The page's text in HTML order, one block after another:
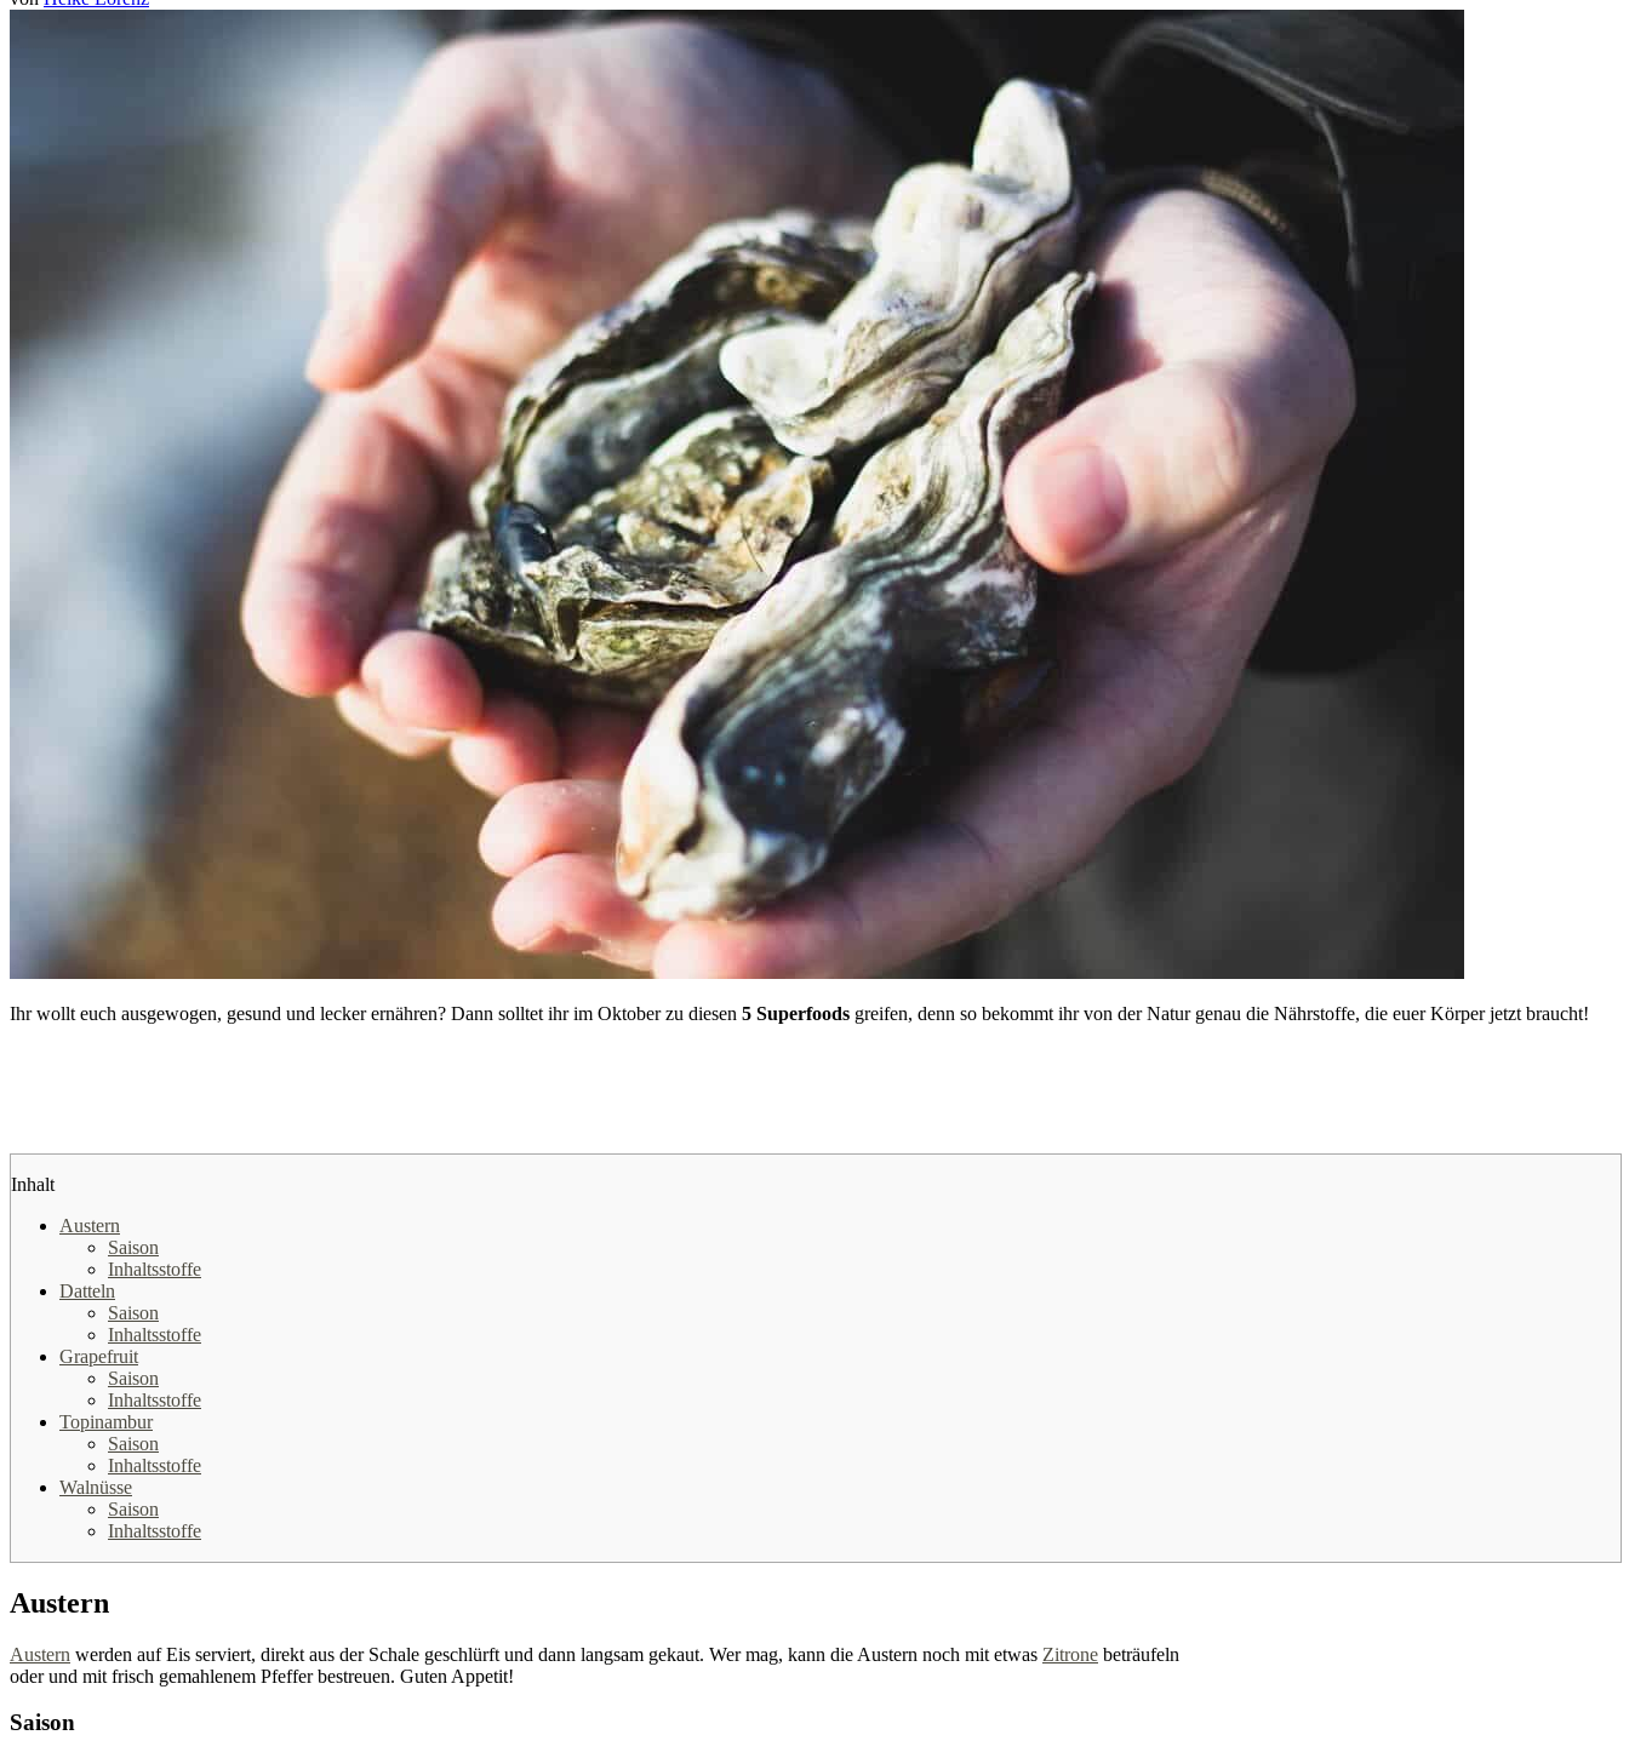
Ihr wollt euch ausgewogen, gesund und lecker ernähren? Dann solltet ihr im Oktober zu diesen 5 Superfoods greifen, denn so bekommt ihr von der Natur genau die Nährstoffe, die euer Körper jetzt braucht!
Inhalt
Austern
Saison
Inhaltsstoffe
Datteln
Saison
Inhaltsstoffe
Grapefruit
Saison
Inhaltsstoffe
Topinambur
Saison
Inhaltsstoffe
Walnüsse
Saison
Inhaltsstoffe
Austern
Austern werden auf Eis serviert, direkt aus der Schale geschlürft und dann langsam gekaut. Wer mag, kann die Austern noch mit etwas Zitrone beträufeln
oder und mit frisch gemahlenem Pfeffer bestreuen. Guten Appetit!
Saison